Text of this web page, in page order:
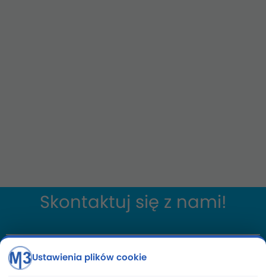
Skontaktuj się z nami!
Wyślij zapytanie
Ustawienia plików cookie